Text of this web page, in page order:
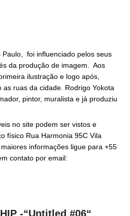
Paulo, foi influenciado pelos seus
da produção de imagem. Aos
ilustração e logo após,
ruas da cidade. Rodrigo Yokota
pintor, muralista e já produziu
no site podem ser vistos e
físico Rua Harmonia 95C Vila
informações ligue para +55
contato por email:
-“Untitled #06“